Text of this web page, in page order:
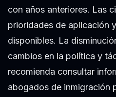
con años anteriores. Las
prioridades de aplicación
disponibles. La
cambios en la política y
recomienda consultar
abogados de inmigración